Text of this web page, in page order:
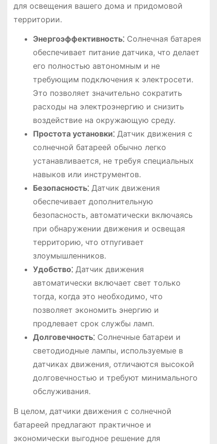
для освещения вашего дома и придомовой
территории.
Энергоэффективность⁚Солнечная батарея
обеспечивает питание датчика, что делает
его полностью автономным и не
требующим подключения к электросети.
Это позволяет значительно сократить
расходы на электроэнергию и снизить
воздействие на окружающую среду.
Простота установки⁚Датчик движения с
солнечной батареей обычно легко
устанавливается, не требуя специальных
навыков или инструментов.
Безопасность⁚Датчик движения
обеспечивает дополнительную
безопасность, автоматически включаясь
при обнаружении движения и освещая
территорию, что отпугивает
злоумышленников.
Удобство⁚Датчик движения
автоматически включает свет только
тогда, когда это необходимо, что
позволяет экономить энергию и
продлевает срок службы ламп.
Долговечность⁚Солнечные батареи и
светодиодные лампы, используемые в
датчиках движения, отличаются высокой
долговечностью и требуют минимального
обслуживания.
В целом, датчики движения с солнечной
батареей предлагают практичное и
экономически выгодное решение для